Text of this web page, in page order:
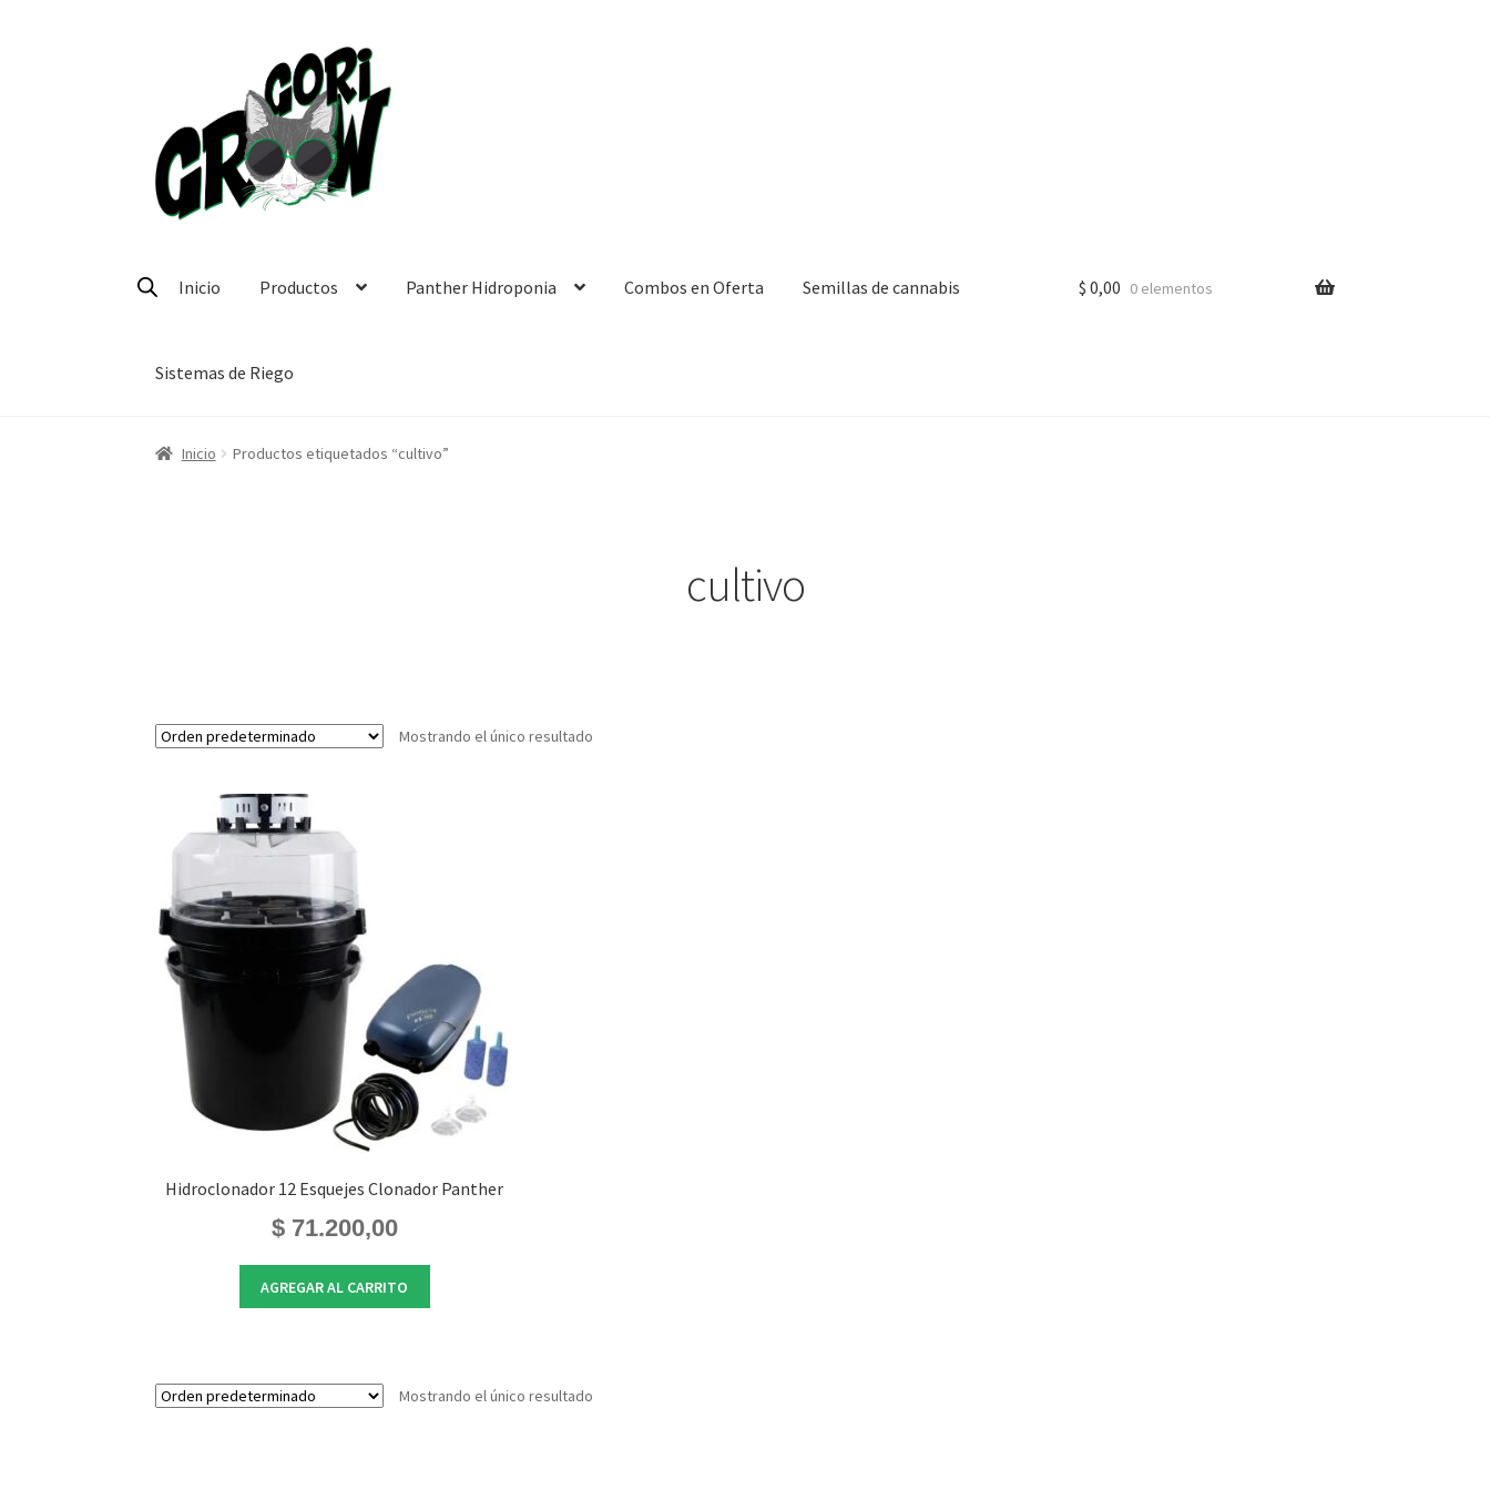
navegación
página
Inicio Productos Panther Hidroponia Combos en Oferta Semillas de cannabis
Sistemas de Riego
$ 0,00 0 elementos
Inicio Productos etiquetados “cultivo”
cultivo
Mostrando el único resultado
Hidroclonador 12 Esquejes Clonador Panther
$71.200,00
AGREGAR AL CARRITO
Mostrando el único resultado